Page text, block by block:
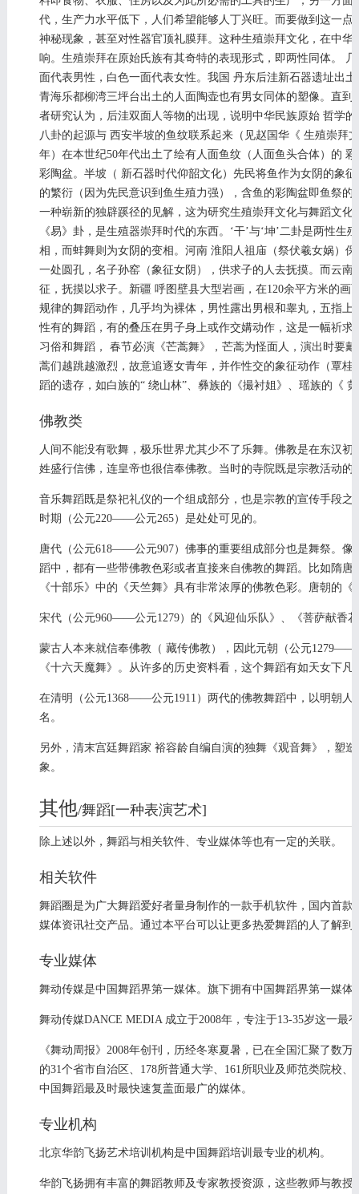
代，生产力水平低下，人们希望能够人丁兴旺。而要做到这一
神秘现象，甚至对性器官顶礼膜拜。这种生殖崇拜文化，在中
响。生殖崇拜在原始氏族有其奇特的表现形式，即两性同体。
面代表男性，白色一面代表女性。我国 丹东后洼新石器遗址出
青海乐都柳湾三坪台出土的人面陶壶也有男女同体的塑像。直
者研究认为，后洼双面人等物的出现，说明中华民族原始 哲
八卦的起源与 西安半坡的鱼纹联系起来（见赵国华《 生殖崇拜
年）在本世纪50年代出土了绘有人面鱼纹（人面鱼头合体）的
彩陶盆。半坡（ 新石器时代仰韶文化）先民将鱼作为女阴的象
的繁衍（因为先民意识到鱼生殖力强），含鱼的彩陶盆即鱼祭的
一种崭新的独辟蹊径的见解，这为研究生殖崇拜文化与舞蹈文
《易》卦，是生殖器崇拜时代的东西。‘干’与‘坤’二卦是两性
相，而蚌舞则为女阴的变相。河南 淮阳人祖庙（祭伏羲女娲）
一处圆孔，名子孙窑（象征女阴），供求子的人去抚摸。而云
征，抚摸以求子。新疆 呼图壁县大型岩画，在120余平方米的
规律的舞蹈动作，几乎均为裸体，男性露出男根和睾丸，五指
性有的舞蹈，有的叠压在男子身上或作交媾动作，这是一幅祈
习俗和舞蹈， 春节必演《芒蒿舞》，芒蒿为怪面人，演出时要
蒿们越跳越激烈，故意追逐女青年，并作性交的象征动作（覃
蹈的遗存，如白族的“ 绕山林”、彝族的《撮衬姐》、瑶族的《
佛教类
人间不能没有歌舞，极乐世界尤其少不了乐舞。佛教是在东汉
姓盛行信佛，连皇帝也很信奉佛教。当时的寺院既是宗教活动
音乐舞蹈既是祭祀礼仪的一个组成部分，也是宗教的宣传手段
时期（公元220——公元265）是处处可见的。
唐代（公元618——公元907）佛事的重要组成部分也是舞祭。
蹈中，都有一些带佛教色彩或者直接来自佛教的舞蹈。比如隋
《十部乐》中的《天竺舞》具有非常浓厚的佛教色彩。唐朝的
宋代（公元960——公元1279）的《风迎仙乐队》、《菩萨献香
蒙古人本来就信奉佛教（ 藏传佛教），因此元朝（公元
《十六天魔舞》。从许多的历史资料看，这个舞蹈有如天女下
在清明（公元1368——公元1911）两代的佛教舞蹈中，以明朝
名。
另外，清末宫廷舞蹈家 裕容龄自编自演的独舞《观音舞》，塑
象。
其他/舞蹈[一种表演艺术]
除上述以外，舞蹈与相关软件、专业媒体等也有一定的关联。
相关软件
舞蹈圈是为广大舞蹈爱好者量身制作的一款手机软件，国内首
媒体资讯社交产品。通过本平台可以让更多热爱舞蹈的人了解
专业媒体
舞动传媒是中国舞蹈界第一媒体。旗下拥有中国舞蹈界第一媒
舞动传媒DANCE MEDIA 成立于2008年，专注于13-35岁这一
《舞动周报》2008年创刊，历经冬寒夏暑，已在全国汇聚了数
的31个省市自治区、178所普通大学、161所职业及师范类院校
中国舞蹈最及时最快速复盖面最广的媒体。
专业机构
北京华韵飞扬艺术培训机构是中国舞蹈培训最专业的机构。
华韵飞扬拥有丰富的舞蹈教师及专家教授资源，这些教师与教